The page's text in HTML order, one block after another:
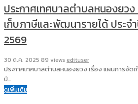
ประกาศเทศบาลตำบลหนองยวง
เก็บภาษีและพัฒนารายได้ ประ
2569
30 ต.ค. 2025 89 views edituser
ประกาศเทศบาลตำบลหนองยวง เรื่อง แผนการจัด
ปี…
ดูเพิ่มเติม